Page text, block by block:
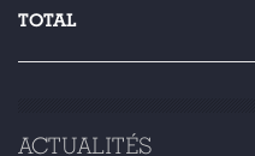
TOTAL
ACTUALITÉS